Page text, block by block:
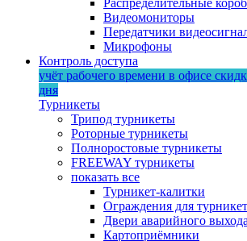
Видеомониторы
Передатчики
Микрофоны
Контроль доступа
учёт рабочего времени в офисе
дня
Турникеты
Трипод турникеты
Роторные турникеты
Полноростовые турникеты
FREEWAY турникеты
показать все
Турникет-калитки
Ограждения для
Двери аварийного выхода
Картоприёмники